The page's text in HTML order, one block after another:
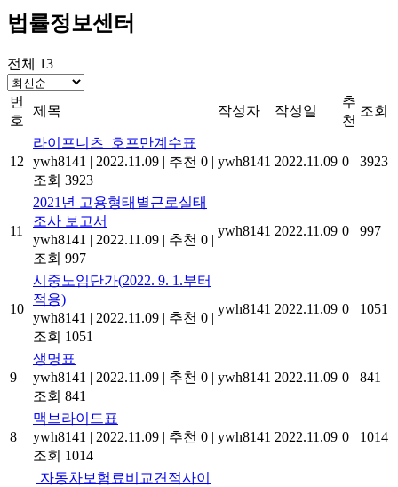
법률정보센터
전체 13
번
호
제목 작성자 작성일
추
천
조회
12
라이프니츠_호프만계수표
ywh8141 | 2022.11.09 | 추천 0 |
조회 3923
ywh8141 2022.11.09 0 3923
11
2021년 고용형태별근로실태
조사 보고서
ywh8141 | 2022.11.09 | 추천 0 |
조회 997
ywh8141 2022.11.09 0 997
10
시중노임단가(2022. 9. 1.부터
적용)
ywh8141 | 2022.11.09 | 추천 0 |
조회 1051
ywh8141 2022.11.09 0 1051
9
생명표
ywh8141 | 2022.11.09 | 추천 0 |
조회 841
ywh8141 2022.11.09 0 841
8
맥브라이드표
ywh8141 | 2022.11.09 | 추천 0 |
조회 1014
ywh8141 2022.11.09 0 1014
자동차보험료비교견적사이